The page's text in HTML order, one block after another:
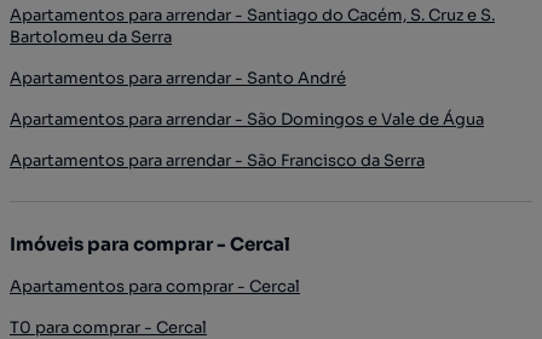
Apartamentos para arrendar - Santiago do Cacém, S. Cruz e S.
Bartolomeu da Serra
Apartamentos para arrendar - Santo André
Apartamentos para arrendar - São Domingos e Vale de Água
Apartamentos para arrendar - São Francisco da Serra
Imóveis para comprar - Cercal
Apartamentos para comprar - Cercal
T0 para comprar - Cercal